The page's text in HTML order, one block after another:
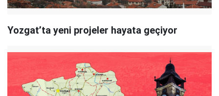
Yozgat’ta yeni projeler hayata geçiyor